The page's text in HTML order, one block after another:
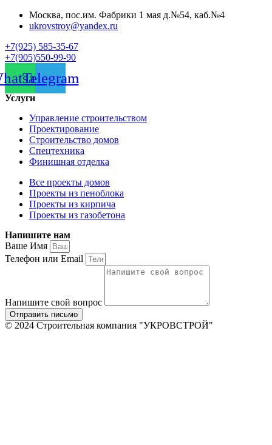
Москва, пос.им. Фабрики 1 мая д.№54, каб.№4
ukrovstroy@yandex.ru
+7(925) 585-35-67
+7(905)550-99-90
Telegram
Услуги
Управление строительством
Проектирование
Строительство домов
Спецтехника
Финишная отделка
Все проекты домов
Проекты из пеноблока
Проекты из кирпича
Проекты из газобетона
Напишите нам
Ваше Имя
Телефон или Email
Напишите свой вопрос
Отправить письмо
© 2024 Строительная компания "УКРОВСТРОЙ"